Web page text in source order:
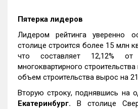
Пятерка лидеров
Лидером рейтинга уверенно
столице строится более 15 млн
что составляет 12,12%
многоквартирного строительства
объем строительства вырос на
Вторую строку, поднявшись на
Екатеринбург. В столице